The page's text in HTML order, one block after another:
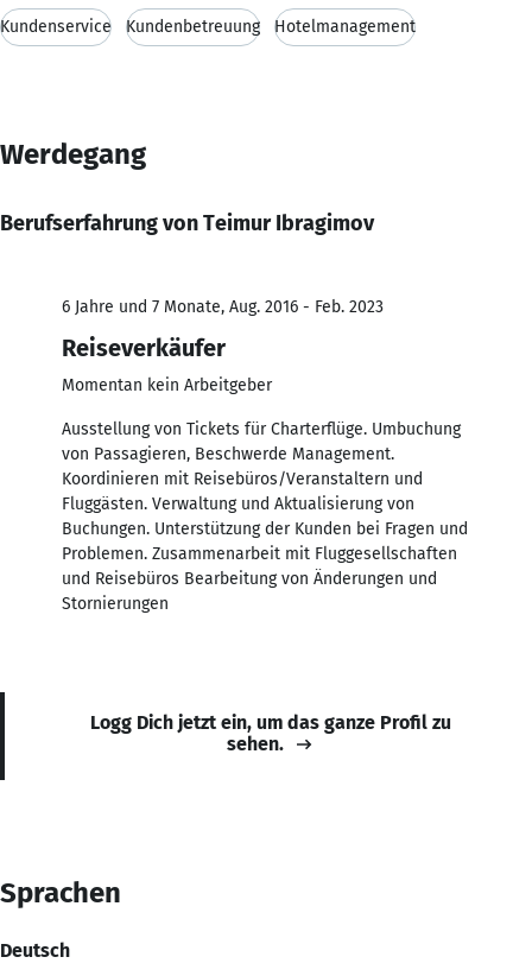
Kundenservice Kundenbetreuung Hotelmanagement
Werdegang
Berufserfahrung von Teimur Ibragimov
6 Jahre und 7 Monate, Aug. 2016 - Feb. 2023
Reiseverkäufer
Momentan kein Arbeitgeber
Ausstellung von Tickets für Charterflüge. Umbuchung
von Passagieren, Beschwerde Management.
Koordinieren mit Reisebüros/Veranstaltern und
Fluggästen. Verwaltung und Aktualisierung von
Buchungen. Unterstützung der Kunden bei Fragen und
Problemen. Zusammenarbeit mit Fluggesellschaften
und Reisebüros Bearbeitung von Änderungen und
Stornierungen
Logg Dich jetzt ein, um das ganze Profil zu
sehen.
Sprachen
Deutsch